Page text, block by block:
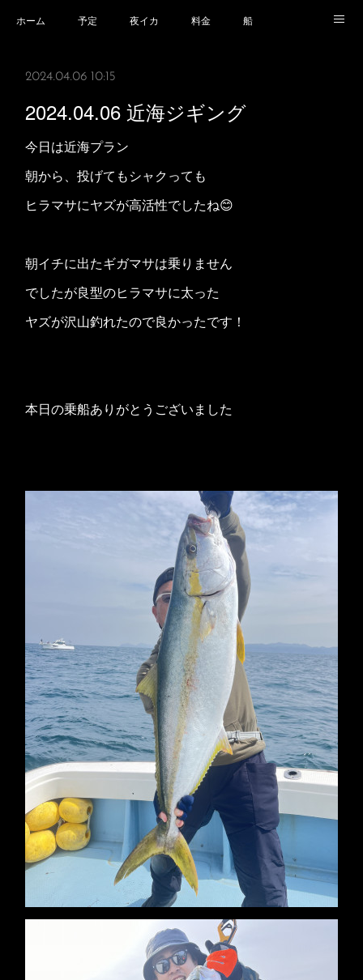
ホーム 予定 夜イカ 料金 船
2024.04.06 10:15
2024.04.06 近海ジギング
今日は近海プラン
朝から、投げてもシャクっても
ヒラマサにヤズが高活性でしたね😊
朝イチに出たギガマサは乗りません
でしたが良型のヒラマサに太った
ヤズが沢山釣れたので良かったです！
本日の乗船ありがとうございました